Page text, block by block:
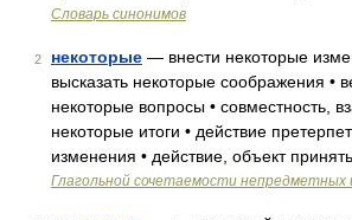
Словарь синонимов
2 некоторые — внести некоторые
высказать некоторые соображения •
некоторые вопросы • совместность,
некоторые итоги • действие
изменения • действие, объект
Глагольной сочетаемости непредметных